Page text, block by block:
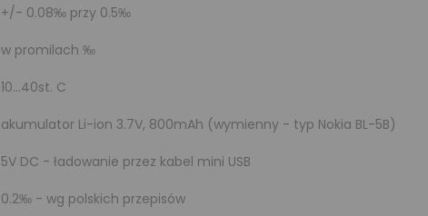
+/- 0.08‰ przy 0.5‰
w promilach ‰
10...40st. C
akumulator Li-ion 3.7V, 800mAh (wymienny - typ Nokia BL-5B)
5V DC - ładowanie przez kabel mini USB
0.2‰ - wg polskich przepisów